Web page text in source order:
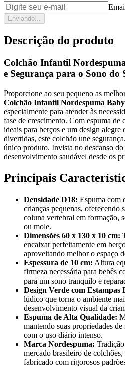
Enviando...
Descrição do produto
Colchão Infantil
e Segurança para o Sono do
Proporcione ao seu pequeno as
Colchão Infantil Nordespuma
especialmente para atender às
fase de crescimento. Com espuma de
ideais para berços e um design alegre
divertidas, este colchão une
único produto. Invista no descanso
desenvolvimento saudável desde os
Principais
Densidade D18: Espuma com
crianças pequenas, oferecendo
coluna vertebral em formação,
ou mole.
Dimensões 60 x 130 x 10 cm:
encaixar perfeitamente em
aproveitando melhor o espaço
Espessura de 10 cm: Altura
firmeza necessária para bebês
para um sono tranquilo e
Design Verde com Estampas
lúdico que torna o ambiente
desenvolvimento visual da
Espuma de Alta Qualidade:
mantendo suas propriedades
com o uso diário intenso.
Marca Nordespuma:
mercado brasileiro de
fabricado com rigorosos